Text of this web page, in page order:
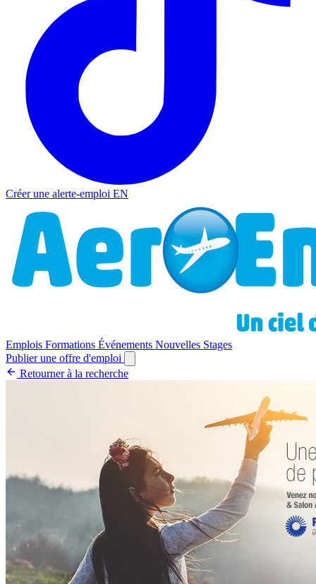
Créer une alerte-emploi EN
Emplois Formations Événements Nouvelles Stages
Publier une offre d'emploi
Retourner à la recherche